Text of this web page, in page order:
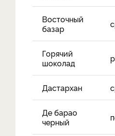
Восточный
базар
Горячий
шоколад
Дастархан
Де барао
черный